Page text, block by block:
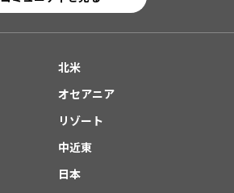
北米
オセアニア
リゾート
中近東
日本